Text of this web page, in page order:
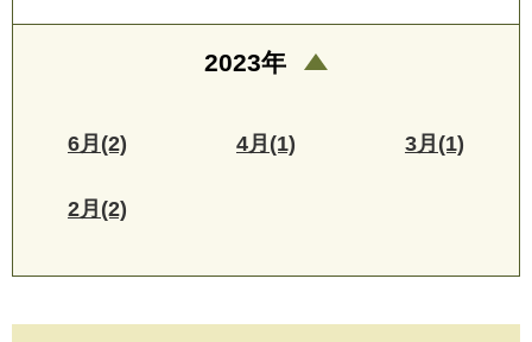
2023年
6月(2) 4月(1) 3月(1)
2月(2)